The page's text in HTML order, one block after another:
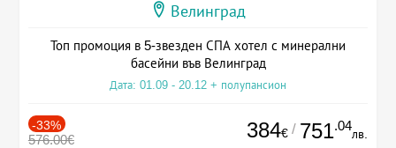
Велинград
Топ промоция в 5-звезден СПА хотел с минерални
басейни във Велинград
Дата: 01.09 - 20.12 + полупансион
-33%
576.00€ 384€ / 751.04
лв.